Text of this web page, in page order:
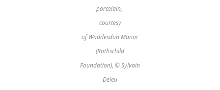
porcelain,
courtesy
of Waddesdon Manor
(Rothschild
Foundation), © Sylvain
Deleu